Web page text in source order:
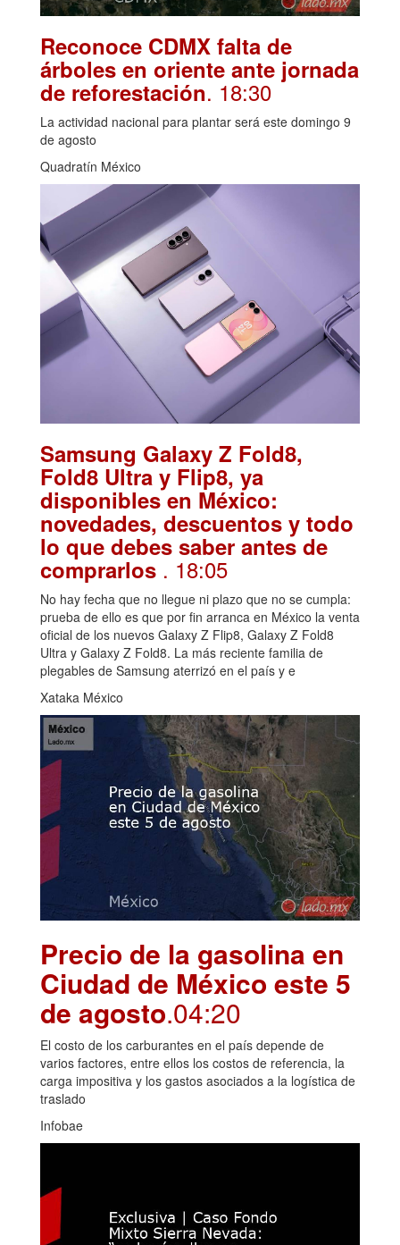
Reconoce CDMX falta de
árboles en oriente ante jornada
de reforestación. 18:30
La actividad nacional para plantar será este domingo 9
de agosto
Quadratín México
Samsung Galaxy Z Fold8,
Fold8 Ultra y Flip8, ya
disponibles en México:
novedades, descuentos y todo
lo que debes saber antes de
comprarlos . 18:05
No hay fecha que no llegue ni plazo que no se cumpla:
prueba de ello es que por fin arranca en México la venta
oficial de los nuevos Galaxy Z Flip8, Galaxy Z Fold8
Ultra y Galaxy Z Fold8. La más reciente familia de
plegables de Samsung aterrizó en el país y e
Xataka México
Precio de la gasolina en
Ciudad de México este 5
de agosto.04:20
El costo de los carburantes en el país depende de
varios factores, entre ellos los costos de referencia, la
carga impositiva y los gastos asociados a la logística de
traslado
Infobae